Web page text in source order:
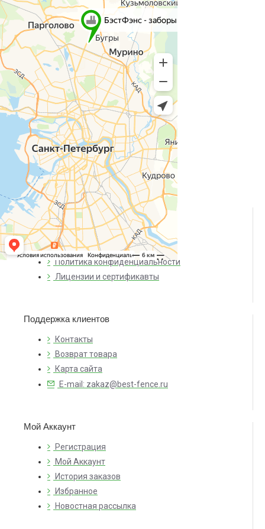
О компании
О нас
Доставка и оплата
Политика конфиденциальности
Лицензии и сертификавты
Поддержка клиентов
Контакты
Возврат товара
Карта сайта
E-mail: zakaz@best-fence.ru
Мой Аккаунт
Регистрация
Мой Аккаунт
История заказов
Избранное
Новостная рассылка